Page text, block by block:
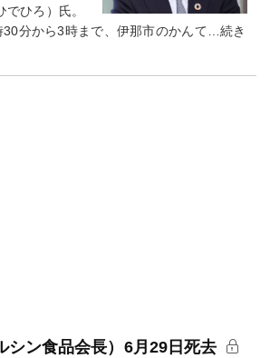
ひろ）氏。
分から3時まで、伊那市のかんて…続き
シン食品会長）6月29日死去